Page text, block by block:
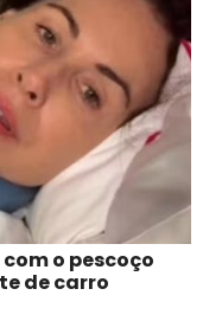
o pescoço
de carro